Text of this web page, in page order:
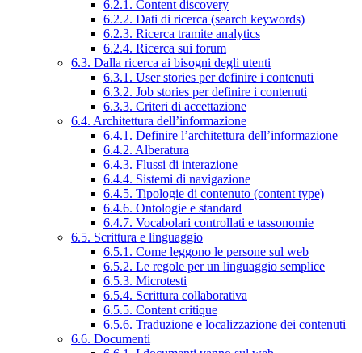
6.2.1. Content discovery
6.2.2. Dati di ricerca (search keywords)
6.2.3. Ricerca tramite analytics
6.2.4. Ricerca sui forum
6.3. Dalla ricerca ai bisogni degli utenti
6.3.1. User stories per definire i contenuti
6.3.2. Job stories per definire i contenuti
6.3.3. Criteri di accettazione
6.4. Architettura dell’informazione
6.4.1. Definire l’architettura dell’informazione
6.4.2. Alberatura
6.4.3. Flussi di interazione
6.4.4. Sistemi di navigazione
6.4.5. Tipologie di contenuto (content type)
6.4.6. Ontologie e standard
6.4.7. Vocabolari controllati e tassonomie
6.5. Scrittura e linguaggio
6.5.1. Come leggono le persone sul web
6.5.2. Le regole per un linguaggio semplice
6.5.3. Microtesti
6.5.4. Scrittura collaborativa
6.5.5. Content critique
6.5.6. Traduzione e localizzazione dei contenuti
6.6. Documenti